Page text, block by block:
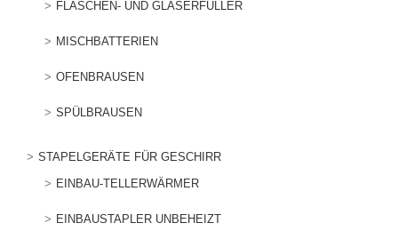
FLASCHEN- UND GLÄSERFÜLLER
MISCHBATTERIEN
OFENBRAUSEN
SPÜLBRAUSEN
STAPELGERÄTE FÜR GESCHIRR
EINBAU-TELLERWÄRMER
EINBAUSTAPLER UNBEHEIZT